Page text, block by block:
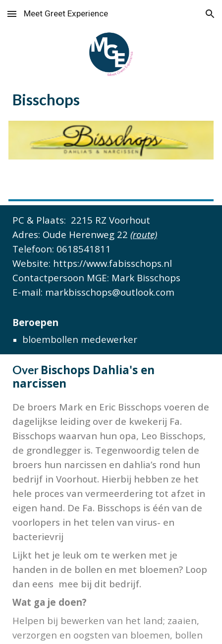
Skip to main content Skip to navigation
Meet Greet Experience
Bisschops
PC & Plaats: 2215 RZ Voorhout
Adres: Oude Herenweg 22(route)
Telefoon: 0618541811
Website: https://www.fabisschops.nl
Contactpersoon MGE: Mark Bisschops
E-mail: markbisschops@outlook.com
Beroepen
bloembollen medewerker
Over Bischops Dahlia's en
narcissen
De broers Mark en Eric Bisschops voeren de
dagelijkse leiding over de kwekerij Fa.
Bisschops waarvan hun opa, Leo Bisschops,
de grondlegger is. Tegenwoordig telen de
broers hun narcissen en dahlia’s rond hun
bedrijf in Voorhout. Hierbij hebben ze het
hele proces van vermeerdering tot afzet in
eigen hand. De Fa. Bisschops is één van de
voorlopers in het telen van virus- en
bacterievrij
Lijkt het je leuk om te werken met je
handen in de bollen en met bloemen? Loop
dan eens mee bij dit bedrijf.
Wat ga je doen?
Helpen bij bewerken van het land; zaaien,
verzorgen en oogsten van bloemen, bollen